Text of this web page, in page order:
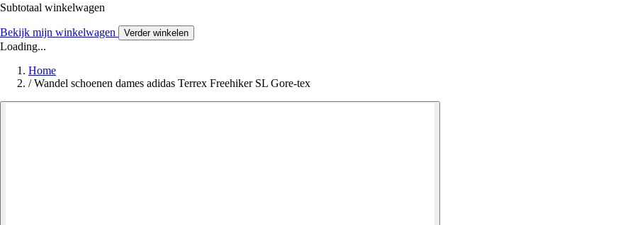
Subtotaal winkelwagen
Bekijk mijn winkelwagen Verder winkelen
Loading...
Home
/ Wandel schoenen dames adidas Terrex Freehiker SL Gore-tex